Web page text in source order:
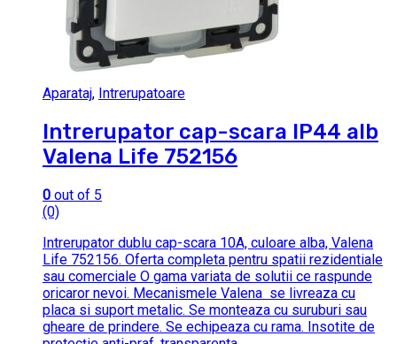
Aparataj, Intrerupatoare
Intrerupator cap-scara IP44 alb
Valena Life 752156
0 out of 5
(0)
Intrerupator dublu cap-scara 10A, culoare alba, Valena
Life 752156. Oferta completa pentru spatii rezidentiale
sau comerciale O gama variata de solutii ce raspunde
oricaror nevoi. Mecanismele Valena se livreaza cu
placa si suport metalic. Se monteaza cu suruburi sau
gheare de prindere. Se echipeaza cu rama. Insotite de